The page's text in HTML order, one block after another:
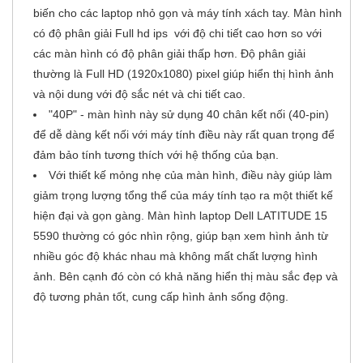
biến cho các laptop nhỏ gọn và máy tính xách tay. Màn hình
có độ phân giải Full hd ips với độ chi tiết cao hơn so với
các màn hình có độ phân giải thấp hơn. Độ phân giải
thường là Full HD (1920x1080) pixel giúp hiển thị hình ảnh
và nội dung với độ sắc nét và chi tiết cao.
"40P" - màn hình này sử dụng 40 chân kết nối (40-pin)
để dễ dàng kết nối với máy tính điều này rất quan trọng để
đảm bảo tính tương thích với hệ thống của bạn.
Với thiết kế mỏng nhẹ của màn hình, điều này giúp làm
giảm trọng lượng tổng thể của máy tính tạo ra một thiết kế
hiện đại và gọn gàng. Màn hình laptop Dell LATITUDE 15
5590 thường có góc nhìn rộng, giúp bạn xem hình ảnh từ
nhiều góc độ khác nhau mà không mất chất lượng hình
ảnh. Bên cạnh đó còn có khả năng hiển thị màu sắc đẹp và
độ tương phản tốt, cung cấp hình ảnh sống động.